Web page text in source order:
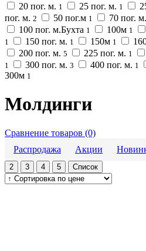
20 пог. м. 1 25 пог. м. 1
пог. м. 2 50 пог.м 1 70 пог. м.
100 пог. м.Бухта 1 100м 1
1 150 пог. м. 1 150м 1
200 пог. м. 5 225 пог. м. 1
1 300 пог. м. 3 400 пог. м. 1
300м 1
Молдинги
Сравнение товаров (0)
Распродажа
Акции
2 3 4 5 Список